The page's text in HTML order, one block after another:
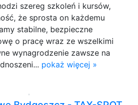
szereg szkoleń i kursów,
że sprosta on każdemu
stabilne, bezpieczne
o pracę wraz ze wszelkimi
wynagrodzenie zawsze na
pokaż więcej »